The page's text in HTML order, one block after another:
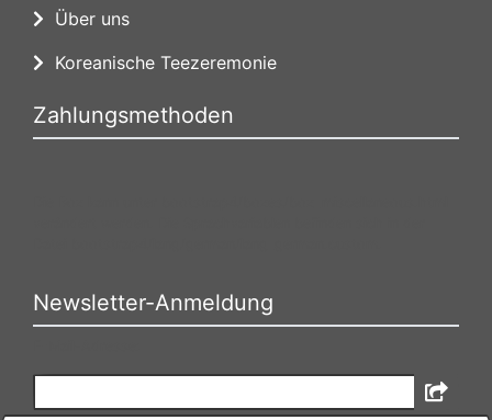
Über uns
Koreanische Teezeremonie
Zahlungsmethoden
Newsletter-Anmeldung